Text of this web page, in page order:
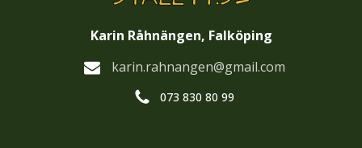
Karin Råhnängen, Falköping
karin.rahnangen@gmail.com
073 830 80 99